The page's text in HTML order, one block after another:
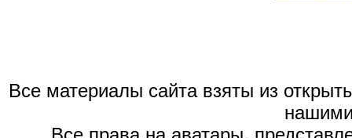
Все материалы сайта взяты из